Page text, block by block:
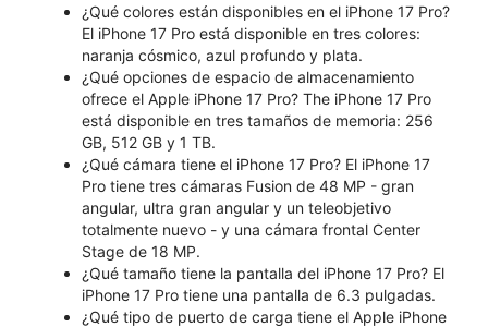
¿Qué colores están disponibles en el iPhone 17 Pro?
El iPhone 17 Pro está disponible en tres colores:
naranja cósmico, azul profundo y plata.
¿Qué opciones de espacio de almacenamiento
ofrece el Apple iPhone 17 Pro? The iPhone 17 Pro
está disponible en tres tamaños de memoria: 256
GB, 512 GB y 1 TB.
¿Qué cámara tiene el iPhone 17 Pro? El iPhone 17
Pro tiene tres cámaras Fusion de 48 MP - gran
angular, ultra gran angular y un teleobjetivo
totalmente nuevo - y una cámara frontal Center
Stage de 18 MP.
¿Qué tamaño tiene la pantalla del iPhone 17 Pro? El
iPhone 17 Pro tiene una pantalla de 6.3 pulgadas.
¿Qué tipo de puerto de carga tiene el Apple iPhone